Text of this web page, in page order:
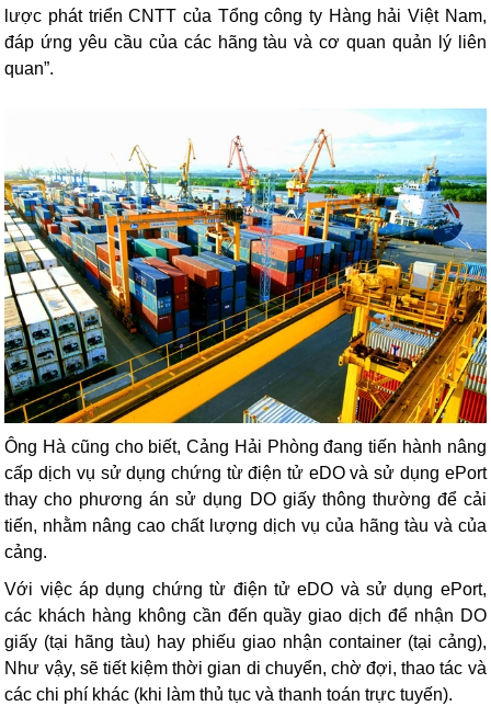
lược phát triển CNTT của Tổng công ty Hàng hải Việt Nam,
đáp ứng yêu cầu của các hãng tàu và cơ quan quản lý liên
quan”.
Ông Hà cũng cho biết, Cảng Hải Phòng đang tiến hành nâng
cấp dịch vụ sử dụng chứng từ điện tử eDO và sử dụng ePort
thay cho phương án sử dụng DO giấy thông thường để cải
tiến, nhằm nâng cao chất lượng dịch vụ của hãng tàu và của
cảng.
Với việc áp dụng chứng từ điện tử eDO và sử dụng ePort,
các khách hàng không cần đến quầy giao dịch để nhận DO
giấy (tại hãng tàu) hay phiếu giao nhận container (tại cảng),
Như vậy, sẽ tiết kiệm thời gian di chuyển, chờ đợi, thao tác và
các chi phí khác (khi làm thủ tục và thanh toán trực tuyến).